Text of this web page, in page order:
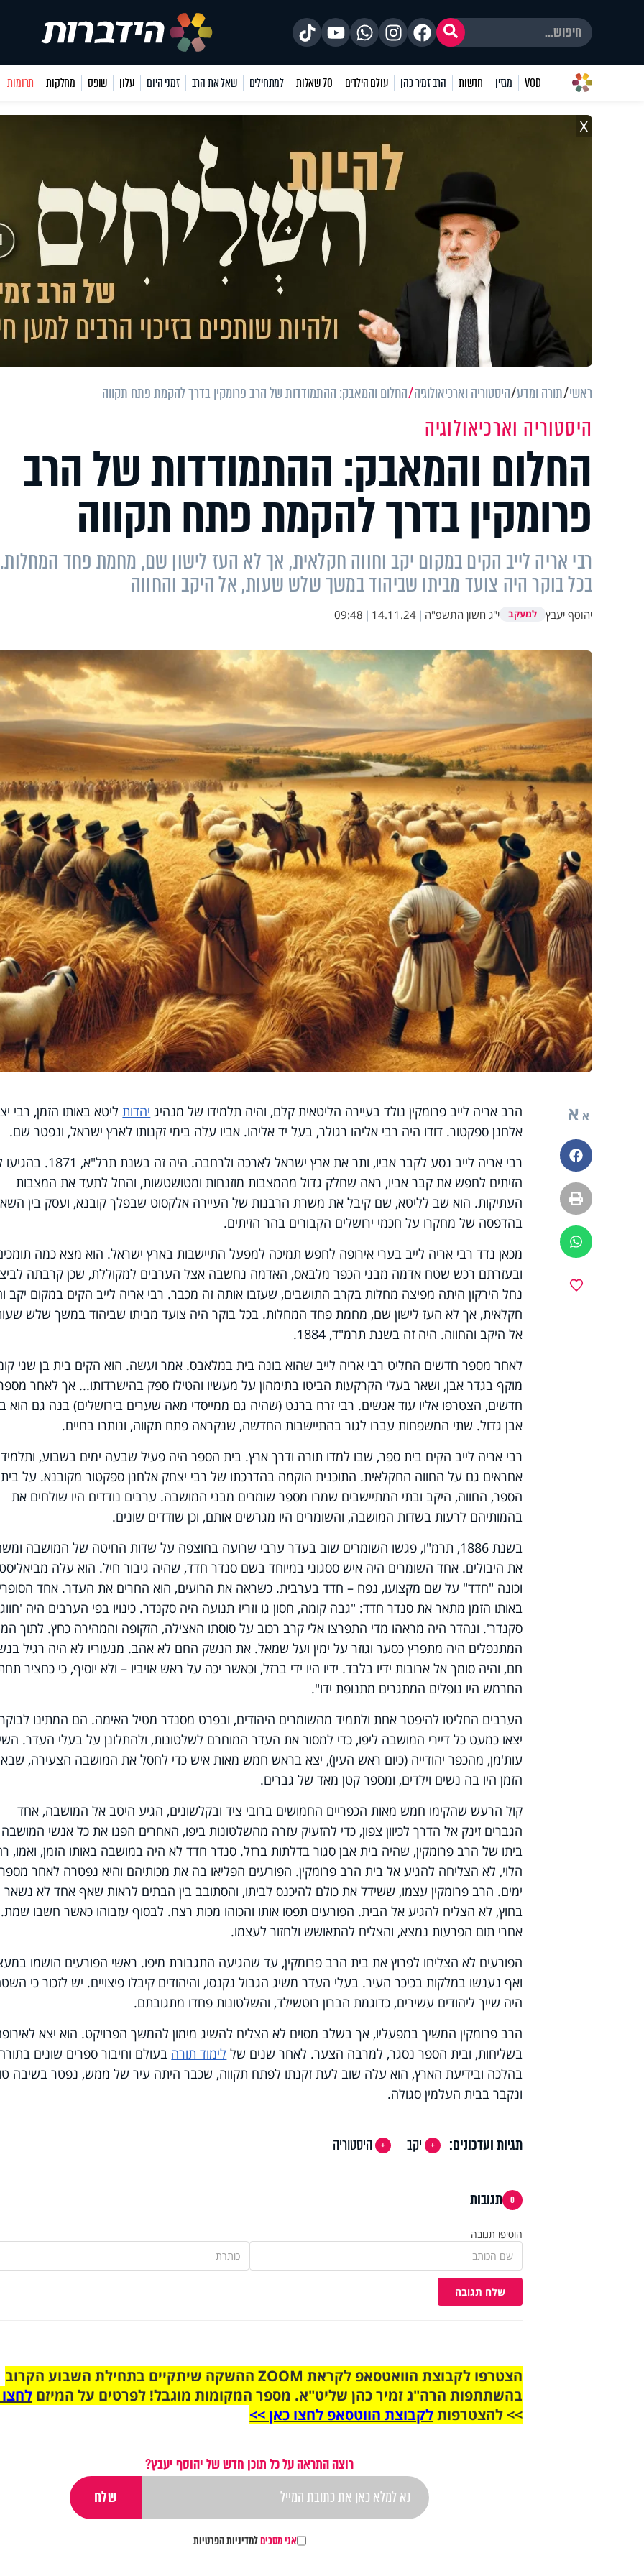
VOD מגזין חדשות הרב זמיר כהן עולם הילדים 70 שאלות למתחילים שאל את הרב זמני היום עלון שופס מחלקות תרומות
X
ראשי תורה ומדע היסטוריה וארכיאולוגיה החלום והמאבק: ההתמודדות של הרב פרומקין בדרך להקמת פתח תקווה
היסטוריה וארכיאולוגיה
החלום והמאבק: ההתמודדות של הרב
פרומקין בדרך להקמת פתח תקווה
רבי אריה לייב הקים במקום יקב וחווה חקלאית, אך לא העז לישון שם, מחמת פחד המחלות.
בכל בוקר היה צועד מביתו שביהוד במשך שלש שעות, אל היקב והחווה
יהוסף יעבץ למעקב י"ג חשון התשפ"ה |
14.11.24
|
09:48
א א
פייסבוק
הדפסה
ווטסאפ
הרב אריה לייב פרומקין נולד בעיירה הליטאית קלם, והיה תלמידו של מנהיג יהדותליטא באותו הזמן, רבי
אלחנן ספקטור. דודו היה רבי אליהו רגולר, בעל יד אליהו. אביו עלה בימי זקנותו לארץ ישראל, ונפטר שם.
רבי אריה לייב נסע לקבר אביו, ותר את ארץ ישראל לארכה ולרחבה. היה
הזיתים לחפש את קבר אביו, ראה שחלק גדול מהמצבות מוזנחות ומטושטשות, והחל לתעד את המצבות
העתיקות. הוא שב לליטא, שם קיבל את משרת הרבנות של העיירה אלקסוט שבפלך קובנא, ועסק בין
בהדפסה של מחקרו על חכמי ירושלים הקבורים בהר הזיתים.
מכאן נדד רבי אריה לייב בערי אירופה לחפש תמיכה למפעל התיישבות בארץ ישראל. הוא מצא כמה
ובעזרתם רכש שטח אדמה מבני הכפר מלבאס, האדמה נחשבה אצל הערבים למקוללת, שכן קרבתה
נחל הירקון היתה מפיצה מחלות בקרב התושבים, שעזבו אותה זה מכבר. רבי אריה לייב הקים במקום יקב
חקלאית, אך לא העז לישון שם, מחמת פחד המחלות. בכל בוקר היה צועד מביתו שביהוד במשך שלש
אל היקב והחווה. היה זה בשנת תרמ"ד, 1884.
לאחר מספר חדשים החליט רבי אריה לייב שהוא בונה בית במלאבס. אמר ועשה. הוא הקים בית בן שני
מוקף בגדר אבן, ושאר בעלי הקרקעות הביטו בתימהון על מעשיו והטילו ספק בהישרדותו... אך לאחר
חדשים, הצטרפו אליו עוד אנשים. רבי זרח ברנט (שהיה גם ממייסדי מאה שערים בירושלים) בנה גם הוא
אבן גדול. שתי המשפחות עברו לגור בהתיישבות החדשה, שנקראה פתח תקווה, ונותרו בחיים.
רבי אריה לייב הקים בית ספר, שבו למדו תורה ודרך ארץ. בית הספר היה פעיל שבעה ימים בשבוע,
אחראים גם על החווה החקלאית. התוכנית הוקמה בהדרכתו של רבי יצחק אלחנן ספקטור מקובנא. על בית
הספר, החווה, היקב ובתי המתיישבים שמרו מספר שומרים מבני המושבה. ערבים נודדים היו שולחים את
בהמותיהם לרעות בשדות המושבה, והשומרים היו מגרשים אותם, וכן שודדים שונים.
בשנת 1886, תרמ"ו, פגשו השומרים שוב בעדר ערבי שרועה בחוצפה על שדות החיטה של המושבה
את היבולים. אחד השומרים היה איש ססגוני במיוחד בשם סנדר חדד, שהיה גיבור חיל. הוא עלה
וכונה "חדד" על שם מקצועו, נפח – חדד בערבית. כשראה את הרועים, הוא החרים את העדר. אחד
באותו הזמן מתאר את סנדר חדד: "גבה קומה, חסון גו וזריז תנועה היה סקנדר. כינויו בפי הערבים היה
סקנדר'. ונהדר היה מראהו מדי התפרצו אלי קרב רכוב על סוסתו האצילה, הזקופה והמהירה כחץ. לתוך
המתנפלים היה מתפרץ כסער וגוזר על ימין ועל שמאל. את הנשק החם לא אהב. מנעוריו לא היה רגיל
חם, והיה סומך אל ארובות ידיו בלבד. ידיו היו ידי ברזל, וכאשר יכה על ראש אויביו – ולא יוסיף, כי כחציר
החרמש היו נופלים המתגרים מתנופת ידו".
הערבים החליטו להיפטר אחת ולתמיד מהשומרים היהודים, ובפרט מסנדר מטיל האימה. הם המתינו
יצאו כמעט כל דיירי המושבה ליפו, כדי למסור את העדר המוחרם לשלטונות, ולהתלונן על בעלי העדר.
עות'מן, מהכפר יהודייה (כיום ראש העין), יצא בראש חמש מאות איש כדי לחסל את המושבה הצעירה,
הזמן היו בה נשים וילדים, ומספר קטן מאד של גברים.
קול הרעש שהקימו חמש מאות הכפריים החמושים ברובי ציד ובקלשונים, הגיע היטב אל המושבה, אחד
הגברים זינק אל הדרך לכיוון צפון, כדי להזעיק עזרה מהשלטונות ביפו, האחרים הפנו את כל אנשי
ביתו של הרב פרומקין, שהיה בית אבן סגור בדלתות ברזל. סנדר חדד לא היה במושבה באותו הזמן, ואמו,
הלוי, לא הצליחה להגיע אל בית הרב פרומקין. הפורעים הפליאו בה את מכותיהם והיא נפטרה לאחר מספר
ימים. הרב פרומקין עצמו, ששידל את כולם להיכנס לביתו, והסתובב בין הבתים לראות שאף אחד לא נשאר
בחוץ, לא הצליח להגיע אל הבית. הפורעים תפסו אותו והכוהו מכות רצח. לבסוף עזבוהו כאשר חשבו
אחרי תום הפרעות נמצא, והצליח להתאושש ולחזור לעצמו.
הפורעים לא הצליחו לפרוץ את בית הרב פרומקין, עד שהגיעה התגבורת מיפו. ראשי הפורעים הושמו
ואף נענשו במלקות בכיכר העיר. בעלי העדר משיג הגבול נקנסו, והיהודים קיבלו פיצויים. יש לזכור כי
היה שייך ליהודים עשירים, כדוגמת הברון רוטשילד, והשלטונות פחדו מתגובתם.
הרב פרומקין המשיך במפעליו, אך בשלב מסוים לא הצליח להשיג מימון להמשך הפרויקט. הוא יצא
בשליחות, ובית הספר נסגר, למרבה הצער. לאחר שנים של לימוד תורה בעולם וחיבור ספרים שונים
בהלכה ובידיעת הארץ, הוא עלה שוב לעת זקנתו לפתח תקווה, שכבר היתה עיר של ממש, נפטר בשיבה
ונקבר בבית העלמין סגולה.
תגיות ועדכונים: יקב היסטוריה
0 תגובות
הוסיפו תגובה
שלח תגובה
הצטרפו לקבוצת הוואטסאפ לקראת ZOOM ההשקה שיתקיים בתחילת השבוע הקרוב
בהשתתפות הרה"ג זמיר כהן שליט"א. מספר המקומות מוגבל! לפרטים על המיזם
>> להצטרפותלקבוצת הווטסאפ לחצו כאן >>
רוצה התראה על כל תוכן חדש של יהוסף יעבץ?
אני מסכיםלמדיניות הפרטיות